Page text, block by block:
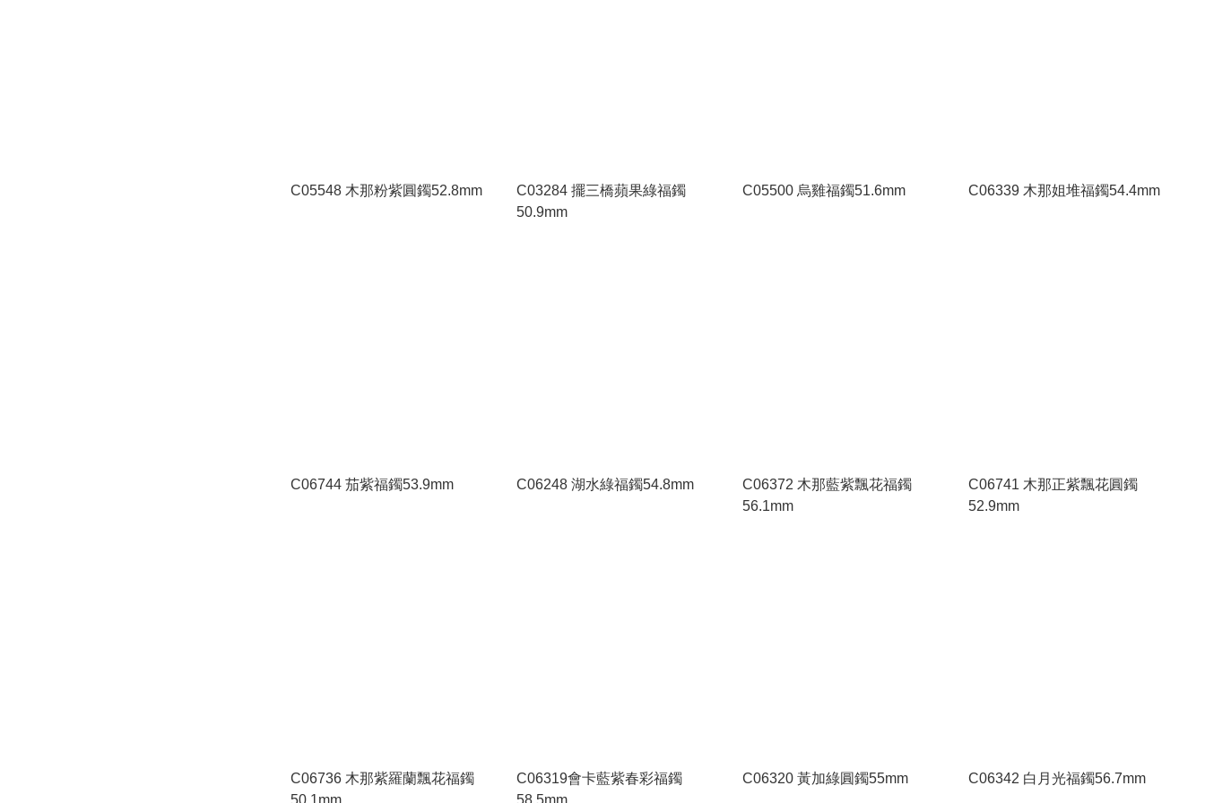
C05548 木那粉紫圓鐲52.8mm
C03284 擺三橋蘋果綠福鐲
50.9mm
C05500 烏雞福鐲51.6mm C06339 木那姐堆福鐲54.4mm
C06744 茄紫福鐲53.9mm C06248 湖水綠福鐲54.8mm
C06372 木那藍紫飄花福鐲
56.1mm
C06741 木那正紫飄花圓鐲
52.9mm
C06736 木那紫羅蘭飄花福鐲
50.1mm
C06319會卡藍紫春彩福鐲
58.5mm
C06320 黃加綠圓鐲55mm C06342 白月光福鐲56.7mm